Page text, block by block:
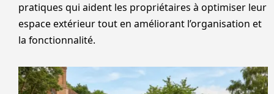
pratiques qui aident les propriétaires à optimiser leur
espace extérieur tout en améliorant l’organisation et
la fonctionnalité.